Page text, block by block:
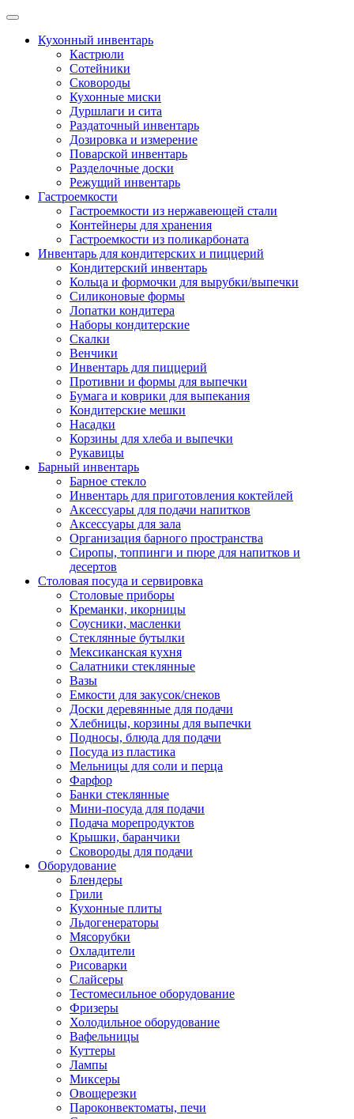
Skip
contentКухонный инвентарь
Кастрюли
Сотейники
Сковороды
Кухонные миски
Дуршлаги и сита
Раздаточный инвентарь
Дозировка и измерение
Поварской инвентарь
Разделочные доски
Режущий инвентарь
Гастроемкости
Гастроемкости из нержавеющей стали
Контейнеры для хранения
Гастроемкости из поликарбоната
Инвентарь для кондитерских и пиццерий
Кондитерский инвентарь
Кольца и формочки для вырубки/выпечки
Силиконовые формы
Лопатки кондитера
Наборы кондитерские
Скалки
Венчики
Инвентарь для пиццерий
Противни и формы для выпечки
Бумага и коврики для выпекания
Кондитерские мешки
Насадки
Корзины для хлеба и выпечки
Рукавицы
Барный инвентарь
Барное стекло
Инвентарь для приготовления коктейлей
Аксессуары для подачи напитков
Аксессуары для зала
Организация барного пространства
Сиропы, топпинги и пюре для напитков и
десертов
Столовая посуда и сервировка
Столовые приборы
Креманки, икорницы
Соусники, масленки
Стеклянные бутылки
Мексиканская кухня
Салатники стеклянные
Вазы
Емкости для закусок/снеков
Доски деревянные для подачи
Хлебницы, корзины для выпечки
Подносы, блюда для подачи
Посуда из пластика
Мельницы для соли и перца
Фарфор
Банки стеклянные
Мини-посуда для подачи
Подача морепродуктов
Крышки, баранчики
Сковороды для подачи
Оборудование
Блендеры
Грили
Кухонные плиты
Льдогенераторы
Мясорубки
Охладители
Рисоварки
Слайсеры
Тестомесильное оборудование
Фризеры
Холодильное оборудование
Вафельницы
Куттеры
Лампы
Миксеры
Овощерезки
Пароконвектоматы, печи